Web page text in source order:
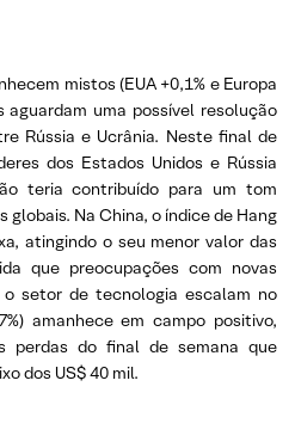
mistos (EUA +0,1% e Europa
aguardam uma possível resolução
Rússia e Ucrânia. Neste final de
dos Estados Unidos e Rússia
teria contribuído para um tom
Na China, o índice de Hang
atingindo o seu menor valor das
que preocupações com novas
o setor de tecnologia escalam no
amanhece em campo positivo,
perdas do final de semana que
dos US$ 40 mil.